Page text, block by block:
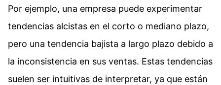
Por ejemplo, una empresa puede experimentar
tendencias alcistas en el corto o mediano plazo,
pero una tendencia bajista a largo plazo debido a
la inconsistencia en sus ventas. Estas tendencias
suelen ser intuitivas de interpretar, ya que están